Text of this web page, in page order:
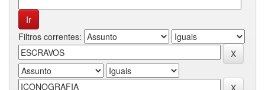
Filtros correntes: